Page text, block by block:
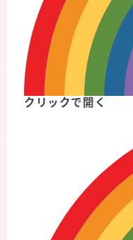
クリックで開く